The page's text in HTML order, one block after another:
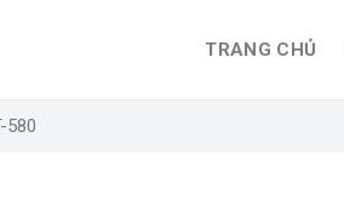
TRANG CHỦ
580